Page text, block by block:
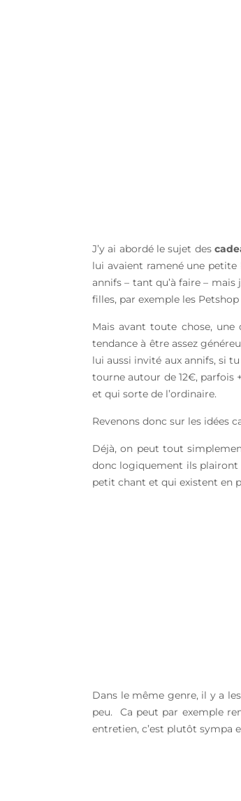
J’y ai abordé le sujet des
lui avaient ramené une
annifs – tant qu’à faire –
filles, par exemple les
Mais avant toute chose,
tendance à être assez
lui aussi invité aux annifs, si
tourne autour de 12€, parfois
et qui sorte de l’ordinaire.
Revenons donc sur les idées
Déjà, on peut tout
donc logiquement ils plairont
petit chant et qui existent en
Dans le même genre, il y a les
peu. Ca peut par exemple
entretien, c’est plutôt sympa